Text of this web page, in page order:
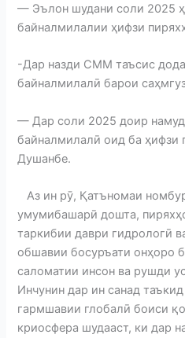
— Эълон шудани соли 2025
байналмилалии ҳифзи
-Дар назди СММ таъсис
байналмилалӣ барои
— Дар соли 2025 доир
байналмилалӣ оид ба
Душанбе.
Аз ин рӯ, Қатъномаи
умумибашарӣ дошта,
таркибии даври гидрологӣ
обшавии босуръати онҳоро
саломатии инсон ва рушди
Инчунин дар ин санад
гармшавии глобалӣ боиси
криосфера шудааст, ки дар